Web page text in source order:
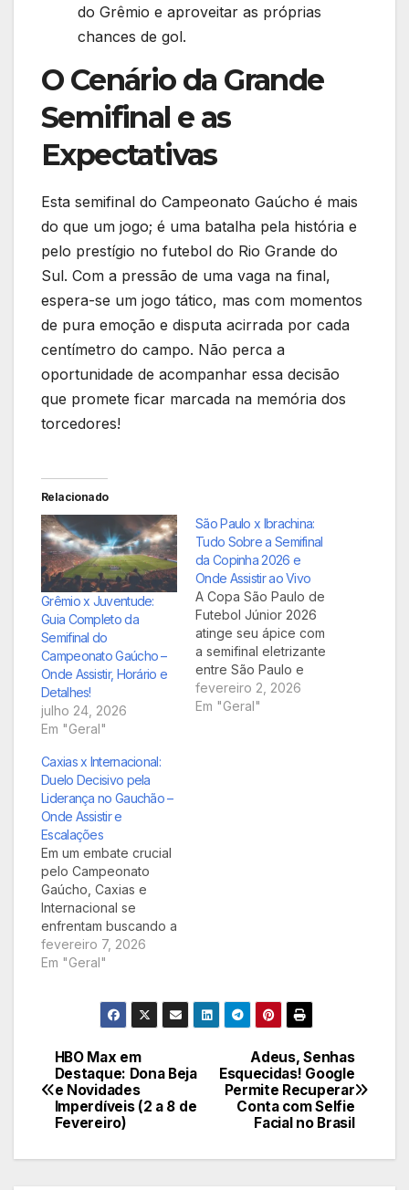
do Grêmio e aproveitar as próprias
chances de gol.
O Cenário da Grande
Semifinal e as
Expectativas
Esta semifinal do Campeonato Gaúcho é mais
do que um jogo; é uma batalha pela história e
pelo prestígio no futebol do Rio Grande do
Sul. Com a pressão de uma vaga na final,
espera-se um jogo tático, mas com momentos
de pura emoção e disputa acirrada por cada
centímetro do campo. Não perca a
oportunidade de acompanhar essa decisão
que promete ficar marcada na memória dos
torcedores!
Relacionado
Grêmio x Juventude:
Guia Completo da
Semifinal do
Campeonato Gaúcho –
Onde Assistir, Horário e
Detalhes!
julho 24, 2026
Em "Geral"
São Paulo x Ibrachina:
Tudo Sobre a Semifinal
da Copinha 2026 e
Onde Assistir ao Vivo
A Copa São Paulo de
Futebol Júnior 2026
atinge seu ápice com
a semifinal eletrizante
entre São Paulo e
Ibrachina. Prepare-se
para um duelo
fevereiro 2, 2026
Em "Geral"
Caxias x Internacional:
Duelo Decisivo pela
Liderança no Gauchão –
Onde Assistir e
Escalações
Em um embate crucial
pelo Campeonato
Gaúcho, Caxias e
Internacional se
enfrentam buscando a
liderança da tabela.
Ambas as equipes já
próxima fase, mas o
jogo promete emoção
posição, com
transmissão e
prováveis escalações
em destaque.
fevereiro 7, 2026
Em "Geral"
Navegação
de
Adeus, Senhas
Esquecidas! Google
Permite Recuperar
Conta com Selfie
Facial no Brasil
HBO Max em
Destaque: Dona Beja
e Novidades
Imperdíveis (2 a 8 de
Fevereiro)